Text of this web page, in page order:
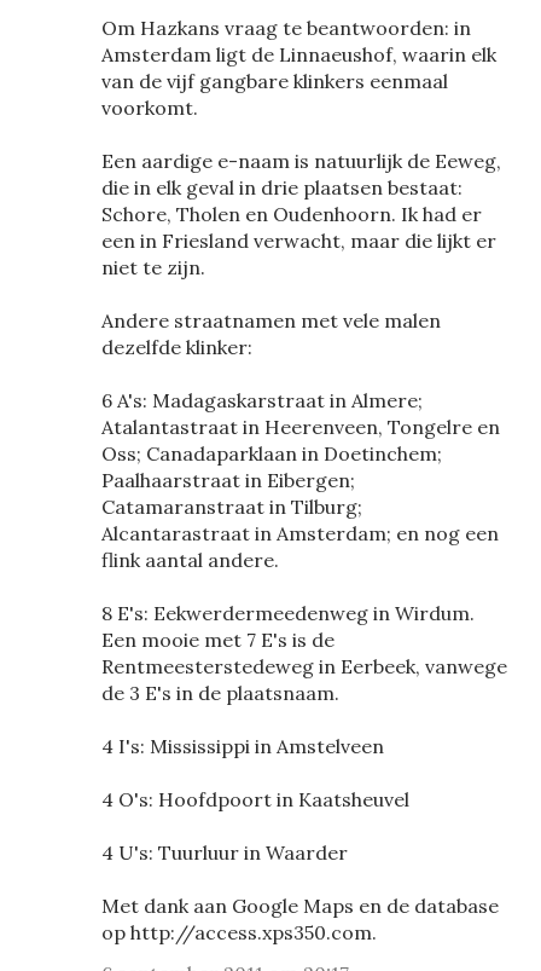
Om Hazkans vraag te beantwoorden: in
Amsterdam ligt de Linnaeushof, waarin elk
van de vijf gangbare klinkers eenmaal
voorkomt.
Een aardige e-naam is natuurlijk de Eeweg,
die in elk geval in drie plaatsen bestaat:
Schore, Tholen en Oudenhoorn. Ik had er
een in Friesland verwacht, maar die lijkt er
niet te zijn.
Andere straatnamen met vele malen
dezelfde klinker:
6 A's: Madagaskarstraat in Almere;
Atalantastraat in Heerenveen, Tongelre en
Oss; Canadaparklaan in Doetinchem;
Paalhaarstraat in Eibergen;
Catamaranstraat in Tilburg;
Alcantarastraat in Amsterdam; en nog een
flink aantal andere.
8 E's: Eekwerdermeedenweg in Wirdum.
Een mooie met 7 E's is de
Rentmeesterstedeweg in Eerbeek, vanwege
de 3 E's in de plaatsnaam.
4 I's: Mississippi in Amstelveen
4 O's: Hoofdpoort in Kaatsheuvel
4 U's: Tuurluur in Waarder
Met dank aan Google Maps en de database
op http://access.xps350.com.